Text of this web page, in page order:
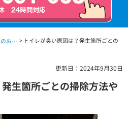
トイレのお役立ちコラム > トイレが臭い原因は？発生箇所ごとの
更新日：2024年9月30日
生箇所ごとの掃除方法や